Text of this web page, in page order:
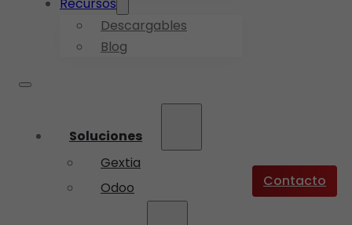
Descargables
Blog
Soluciones
Gextia
Odoo
Contacto